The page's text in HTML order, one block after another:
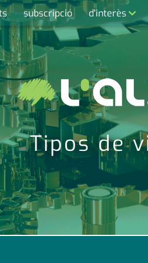
subscripció d'interès
contacte
telèfons
calendari
Tipos de